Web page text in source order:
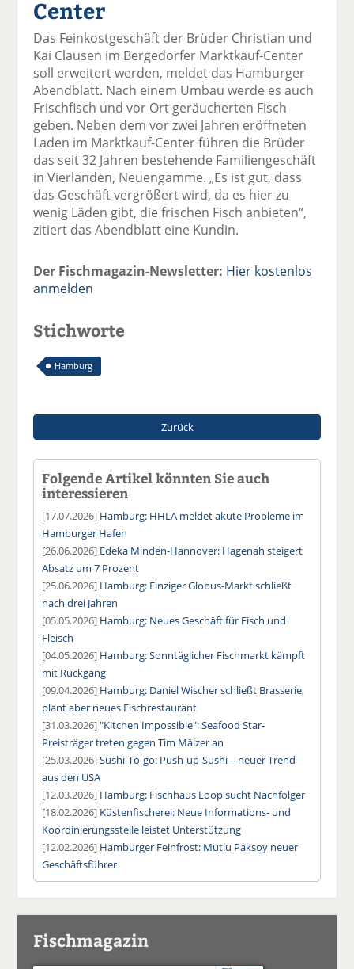
uf
F
ac
e
b
o
o
k
te
il
e
wi
tt
er
n
uf
Li
n
k
e
di
n
te
il
e
n
er
E
m
ai
v
er
se
n
e
ru
e
n
Center
Das Feinkostgeschäft der Brüder Christian und
Kai Clausen im Bergedorfer Marktkauf-Center
soll erweitert werden, meldet das Hamburger
Abendblatt. Nach einem Umbau werde es auch
Frischfisch und vor Ort geräucherten Fisch
geben. Neben dem vor zwei Jahren eröffneten
Laden im Marktkauf-Center führen die Brüder
das seit 32 Jahren bestehende Familiengeschäft
in Vierlanden, Neuengamme. „Es ist gut, dass
das Geschäft vergrößert wird, da es hier zu
wenig Läden gibt, die frischen Fisch anbieten“,
zitiert das Abendblatt eine Kundin.
Der Fischmagazin-Newsletter: Hier kostenlos
anmelden
Stichworte
Hamburg
Zurück
Folgende Artikel könnten Sie auch
interessieren
[17.07.2026] Hamburg: HHLA meldet akute Probleme im
Hamburger Hafen
[26.06.2026] Edeka Minden-Hannover: Hagenah steigert
Absatz um 7 Prozent
[25.06.2026] Hamburg: Einziger Globus-Markt schließt
nach drei Jahren
[05.05.2026] Hamburg: Neues Geschäft für Fisch und
Fleisch
[04.05.2026] Hamburg: Sonntäglicher Fischmarkt kämpft
mit Rückgang
[09.04.2026] Hamburg: Daniel Wischer schließt Brasserie,
plant aber neues Fischrestaurant
[31.03.2026]"Kitchen Impossible": Seafood Star-
Preisträger treten gegen Tim Mälzer an
[25.03.2026]Sushi-To-go: Push-up-Sushi – neuer Trend
aus den USA
[12.03.2026] Hamburg: Fischhaus Loop sucht Nachfolger
[18.02.2026] Küstenfischerei: Neue Informations- und
Koordinierungsstelle leistet Unterstützung
[12.02.2026] Hamburger Feinfrost: Mutlu Paksoy neuer
Geschäftsführer
Fischmagazin